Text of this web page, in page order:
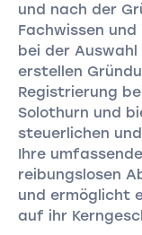
und nach der
Fachwissen
bei der
erstellen
Registrierung
Solothurn und
steuerlichen
Ihre
reibungslosen
und ermöglicht
auf ihr